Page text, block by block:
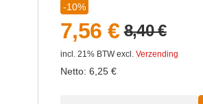
-10%
7,56 € 8,40 €
incl. 21% BTWexcl. Verzending
Netto: 6,25 €